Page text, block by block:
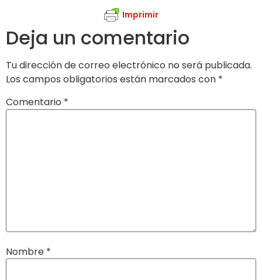
Imprimir
Deja un comentario
Tu dirección de correo electrónico no será publicada.
Los campos obligatorios están marcados con *
Comentario *
Nombre *